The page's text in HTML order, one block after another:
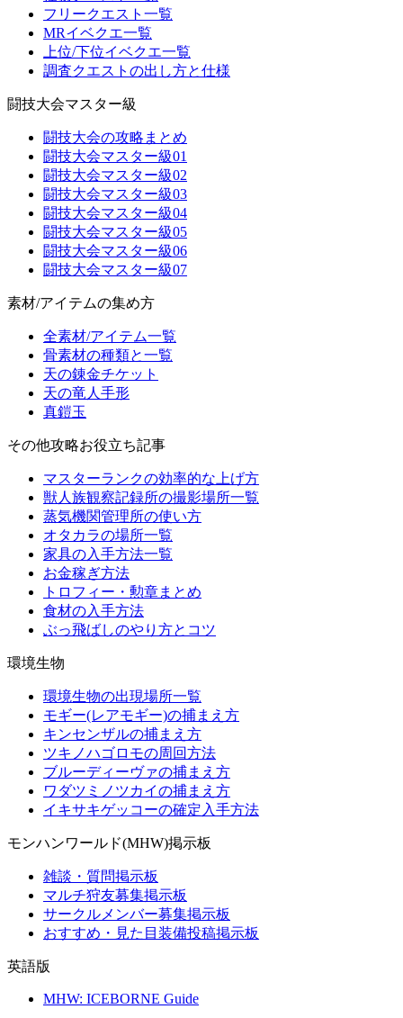
フリークエスト一覧
MRイベクエ一覧
上位/下位イベクエ一覧
調査クエストの出し方と仕様
闘技大会マスター級
闘技大会の攻略まとめ
闘技大会マスター級01
闘技大会マスター級02
闘技大会マスター級03
闘技大会マスター級04
闘技大会マスター級05
闘技大会マスター級06
闘技大会マスター級07
素材/アイテムの集め方
全素材/アイテム一覧
骨素材の種類と一覧
天の錬金チケット
天の竜人手形
真鎧玉
その他攻略お役立ち記事
マスターランクの効率的な上げ方
獣人族観察記録所の撮影場所一覧
蒸気機関管理所の使い方
オタカラの場所一覧
家具の入手方法一覧
お金稼ぎ方法
トロフィー・勲章まとめ
食材の入手方法
ぶっ飛ばしのやり方とコツ
環境生物
環境生物の出現場所一覧
モギー(レアモギー)の捕まえ方
キンセンザルの捕まえ方
ツキノハゴロモの周回方法
ブルーディーヴァの捕まえ方
ワダツミノツカイの捕まえ方
イキサキゲッコーの確定入手方法
モンハンワールド(MHW)掲示板
雑談・質問掲示板
マルチ狩友募集掲示板
サークルメンバー募集掲示板
おすすめ・見た目装備投稿掲示板
英語版
MHW: ICEBORNE Guide